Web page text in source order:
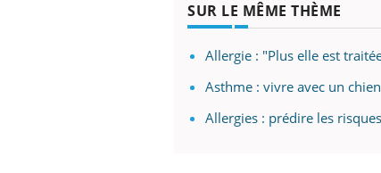
SUR LE MÊME THÈME
Allergie : "Plus elle est
Asthme : vivre avec un
Allergies : prédire les
Insuline & Charge mentale : et si on
osait en parler??Youtube
En 2026, l'insuline dans le diabète de type 2